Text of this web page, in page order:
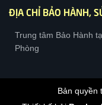
ĐỊA CHỈ BẢO HÀNH,
Trung tâm Bảo Hành
Phòng
Bản quyền